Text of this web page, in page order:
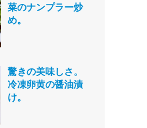
菜のナンプラー炒
め。
驚きの美味しさ。
冷凍卵黄の醤油漬
け。